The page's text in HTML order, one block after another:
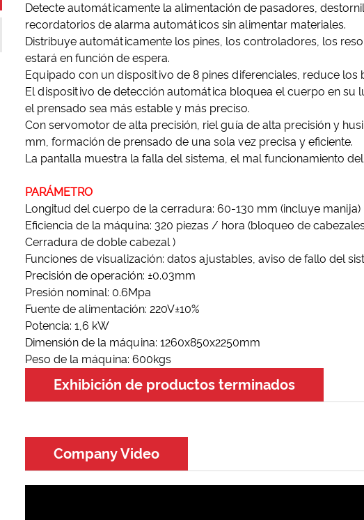
Detecte automáticamente la alimentación de pasadores,
recordatorios de alarma automáticos sin alimentar materiales.
Distribuye automáticamente los pines, los controladores, los
estará en función de espera.
Equipado con un dispositivo de 8 pines diferenciales, reduce
El dispositivo de detección automática bloquea el cuerpo en su
el prensado sea más estable y más preciso.
Con servomotor de alta precisión, riel guía de alta precisión y
mm, formación de prensado de una sola vez precisa y eficiente.
La pantalla muestra la falla del sistema, el mal funcionamiento
PARÁMETRO
Longitud del cuerpo de la cerradura: 60-130 mm (incluye manija)
Eficiencia de la máquina: 320 piezas / hora (bloqueo de
Cerradura de doble cabezal )
Funciones de visualización: datos ajustables, aviso de fallo del
Precisión de operación: ±0.03mm
Presión nominal: 0.6Mpa
Fuente de alimentación: 220V±10%
Potencia: 1,6 kW
Dimensión de la máquina: 1260x850x2250mm
Peso de la máquina: 600kgs
Exhibición de productos terminados
Company Video